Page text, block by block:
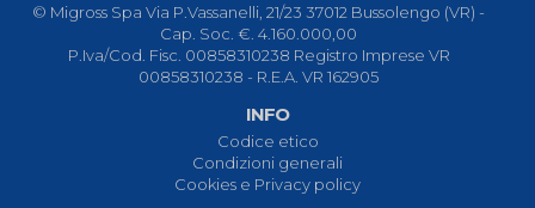
© Migross Spa Via P.Vassanelli, 21/23 37012 Bussolengo (VR) -
Cap. Soc. €. 4.160.000,00
P.Iva/Cod. Fisc. 00858310238 Registro Imprese VR
00858310238 - R.E.A. VR 162905
INFO
Codice etico
Condizioni generali
Cookies e Privacy policy